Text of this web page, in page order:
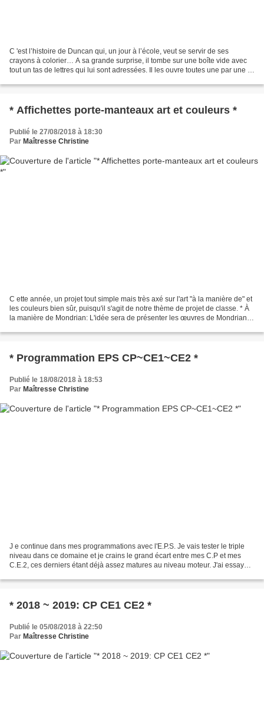
C 'est l’histoire de Duncan qui, un jour à l’école, veut se servir de ses
crayons à colorier… A sa grande surprise, il tombe sur une boîte vide avec
tout un tas de lettres qui lui sont adressées. Il les ouvre toutes une par une :
* Affichettes porte-manteaux art et couleurs *
Publié le 27/08/2018 à 18:30
Par Maîtresse Christine
C ette année, un projet tout simple mais très axé sur l'art "à la manière de" et
les couleurs bien sûr, puisqu'il s'agit de notre thème de projet de classe. * À
la manière de Mondrian: L'idée sera de présenter les œuvres de Mondrian
* Programmation EPS CP~CE1~CE2 *
Publié le 18/08/2018 à 18:53
Par Maîtresse Christine
J e continue dans mes programmations avec l'E.P.S. Je vais tester le triple
niveau dans ce domaine et je crains le grand écart entre mes C.P et mes
C.E.2, ces derniers étant déjà assez matures au niveau moteur. J'ai essayé
* 2018 ~ 2019: CP CE1 CE2 *
Publié le 05/08/2018 à 22:50
Par Maîtresse Christine